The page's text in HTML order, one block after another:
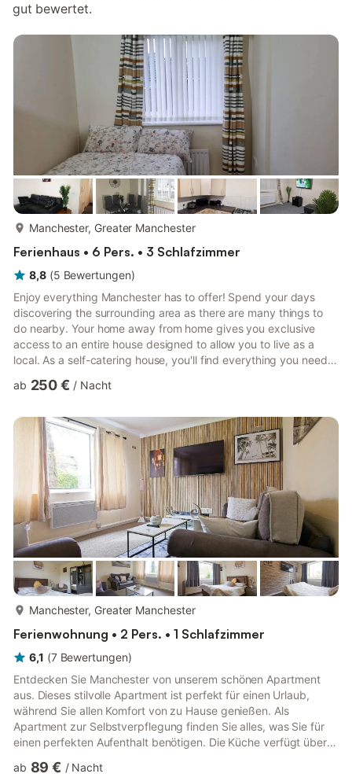
gut bewertet.
Manchester, Greater Manchester
Ferienhaus • 6 Pers. • 3 Schlafzimmer
8,8 (5 Bewertungen)
Enjoy everything Manchester has to offer! Spend your days
discovering the surrounding area as there are many things to
do nearby. Your home away from home gives you exclusive
access to an entire house designed to allow you to live as a
local. As a self-catering house, you'll find everything you need
bedrooms - 3 double beds - 1 bathroom with 1 walk in shower
Airport (8.3 miles). - Liverpool (LPL) (26.2 miles) - Leeds
Bradford (LBA) (36.7 miles) Nearby Attractions to the p...
ab 250 € / Nacht
Manchester, Greater Manchester
Ferienwohnung • 2 Pers. • 1 Schlafzimmer
6,1 (7 Bewertungen)
Entdecken Sie Manchester von unserem schönen Apartment
aus. Dieses stilvolle Apartment ist perfekt für einen Urlaub,
während Sie allen Komfort von zu Hause genießen. Als
Apartment zur Selbstverpflegung finden Sie alles, was Sie für
einen perfekten Aufenthalt benötigen. Die Küche verfügt über
einen Wasserkocher, einen Gefrierschrank und eine Mikrowelle.
ab 89 € / Nacht